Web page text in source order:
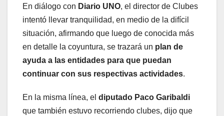
En diálogo con Diario UNO, el director de Clubes
intentó llevar tranquilidad, en medio de la difícil
situación, afirmando que luego de conocida más
en detalle la coyuntura, se trazará un plan de
ayuda a las entidades para que puedan
continuar con sus respectivas actividades.
En la misma línea, el diputado Paco Garibaldi
que también estuvo recorriendo clubes, dijo que